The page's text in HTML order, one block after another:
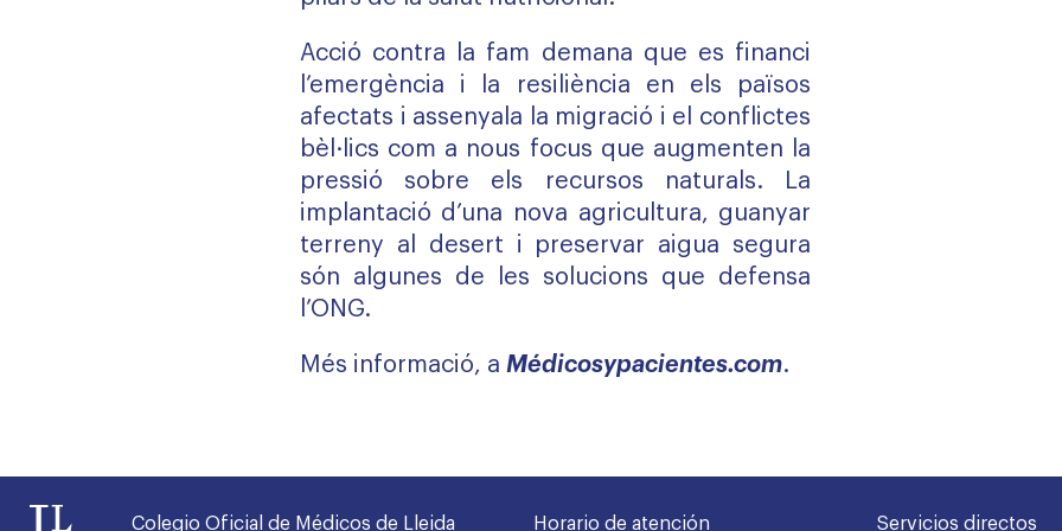
Acció contra la fam demana que es financi
l’emergència i la resiliència en els països
afectats i assenyala la migració i el conflictes
bèl·lics com a nous focus que augmenten la
pressió sobre els recursos naturals. La
implantació d’una nova agricultura, guanyar
terreny al desert i preservar aigua segura
són algunes de les solucions que defensa
l’ONG.
Més informació, a Médicosypacientes.com.
Colegio Oficial de Médicos de Lleida Horario de atención Servicios directos